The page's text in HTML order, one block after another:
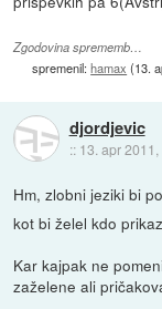
Zgodovina sprememb…
spremenil:hamax (13.
djordjevic
:: 13. apr 2011,
Hm, zlobni jeziki bi
kot bi želel kdo
Kar kajpak ne
zaželene ali